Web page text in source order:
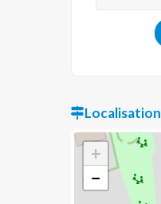
Localisation
+
−